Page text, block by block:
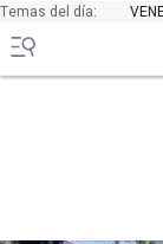
Temas del día: